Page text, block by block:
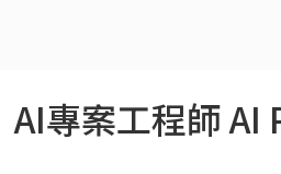
AI專案工程師